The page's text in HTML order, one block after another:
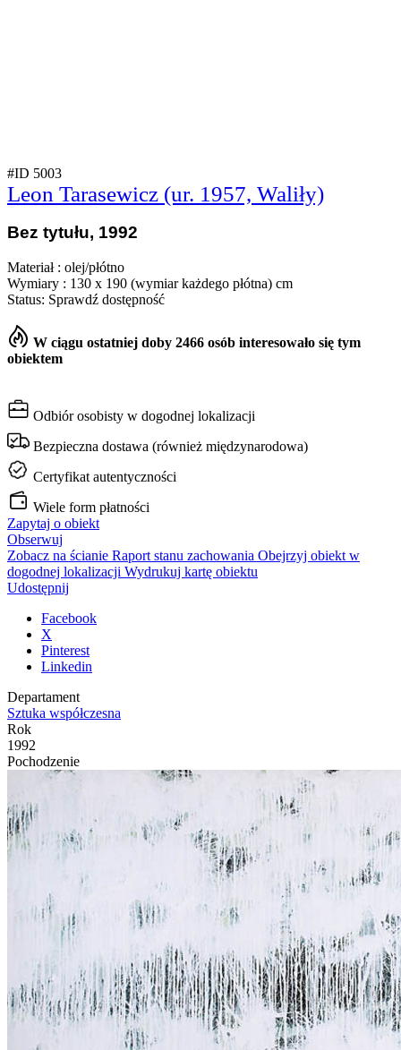
#ID 5003
Leon Tarasewicz (ur. 1957, Waliły)
Bez tytułu, 1992
Materiał : olej/płótno
Wymiary : 130 x 190 (wymiar każdego płótna) cm
Status: Sprawdź dostępność
W ciągu ostatniej doby 2466 osób interesowało się tym
obiektem
Odbiór osobisty w dogodnej lokalizacji
Bezpieczna dostawa (również międzynarodowa)
Certyfikat autentyczności
Wiele form płatności
Zapytaj o obiekt
Obserwuj
Zobacz na ścianie Raport stanu zachowania Obejrzyj obiekt w
dogodnej lokalizacji Wydrukuj kartę obiektu
Udostępnij
Facebook
X
Pinterest
Linkedin
Departament
Sztuka współczesna
Rok
1992
Pochodzenie
kolekcja prywatna, Polska
Nie
Stan
bardzo dobry
Praca powstała podczas wyjazdu artysty do Szwecji, w miejscowości
Segelstorpstrandt. W dyptyku tym widoczne jest nawiązanie do
wcześniejszego etapu twórczości artysty, z połowy lat 80. Tło w
kolorze zielonym przykryte jest białymi pionowymi zaciekami,
ostatnią, półtransparentną warstwę tworzą nieregularne, ekspresyjnie
malowane plamy.
Lit.: Jola Gola, Leon Tarasewicz, Warszawa, 2007, s. 37, 78.
Literatura
Jola Gola, Leon Tarasewicz, Warszawa, 2007, s. 37, 78.
Inne obiekty